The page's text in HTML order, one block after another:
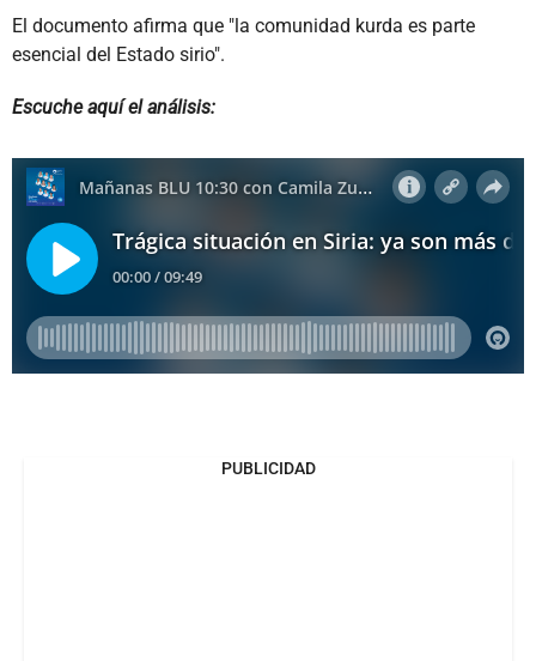
El documento afirma que "la comunidad kurda es parte
esencial del Estado sirio".
Escuche aquí el análisis:
PUBLICIDAD